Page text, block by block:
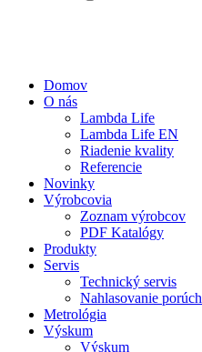
Domov
O nás
Lambda Life
Lambda Life EN
Riadenie kvality
Referencie
Novinky
Výrobcovia
Zoznam výrobcov
PDF Katalógy
Produkty
Servis
Technický servis
Nahlasovanie porúch
Metrológia
Výskum
Výskum